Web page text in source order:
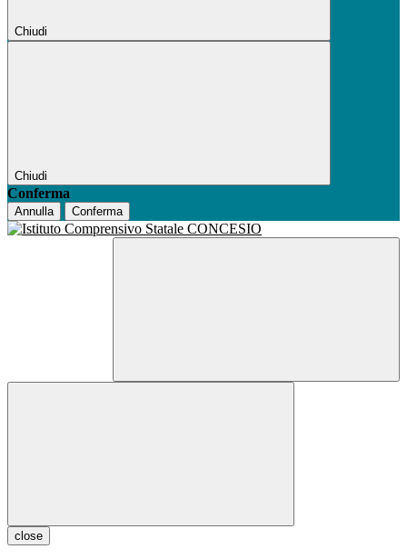
Chiudi
Chiudi
Conferma
Annulla Conferma
close